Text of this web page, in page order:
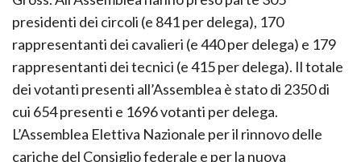
Gross. All’Assemblea hanno preso parte 305
presidenti dei circoli (e 841 per delega), 170
rappresentanti dei cavalieri (e 440 per delega) e 179
rappresentanti dei tecnici (e 415 per delega). Il totale
dei votanti presenti all’Assemblea è stato di 2350 di
cui 654 presenti e 1696 votanti per delega.
L’Assemblea Elettiva Nazionale per il rinnovo delle